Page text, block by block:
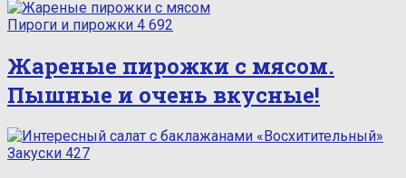
Пироги и пирожки 4 692
Жареные пирожки с мясом.
Пышные и очень вкусные!
Закуски 427